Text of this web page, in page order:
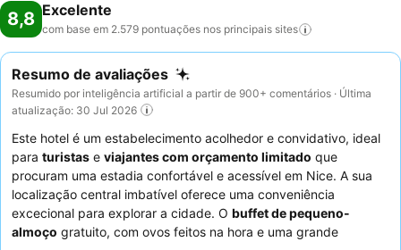
8,8 Excelente
com base em 2.579 pontuações nos principais sites
Resumo de avaliações
Resumido por inteligência artificial a partir de 900+ comentários · Última
atualização: 30 Jul 2026
Este hotel é um estabelecimento acolhedor e convidativo, ideal
para turistas e viajantes com orçamento limitado que
procuram uma estadia confortável e acessível em Nice. A sua
localização central imbatível oferece uma conveniência
excecional para explorar a cidade. O buffet de pequeno-
almoço gratuito, com ovos feitos na hora e uma grande